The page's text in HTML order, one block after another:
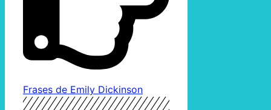
Frases de Emily Dickinson